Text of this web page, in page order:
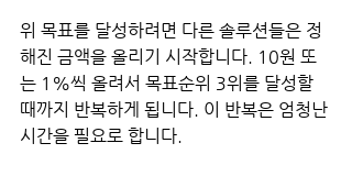
위 목표를 달성하려면 다른 솔루션들은 정
해진 금액을 올리기 시작합니다. 10원 또
는 1%씩 올려서 목표순위 3위를 달성할
때까지 반복하게 됩니다. 이 반복은 엄청난
시간을 필요로 합니다.